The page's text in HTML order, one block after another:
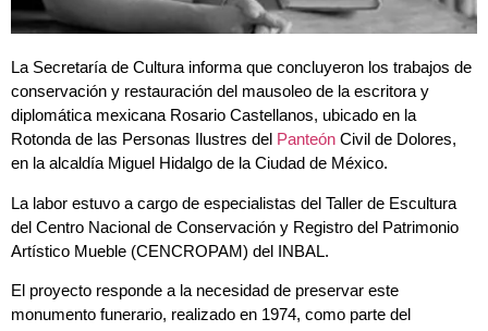
La Secretaría de Cultura informa que concluyeron los trabajos de
conservación y restauración del mausoleo de la escritora y
diplomática mexicana Rosario Castellanos, ubicado en la
Rotonda de las Personas Ilustres del Panteón Civil de Dolores,
en la alcaldía Miguel Hidalgo de la Ciudad de México.
La labor estuvo a cargo de especialistas del Taller de Escultura
del Centro Nacional de Conservación y Registro del Patrimonio
Artístico Mueble (CENCROPAM) del INBAL.
El proyecto responde a la necesidad de preservar este
monumento funerario, realizado en 1974, como parte del